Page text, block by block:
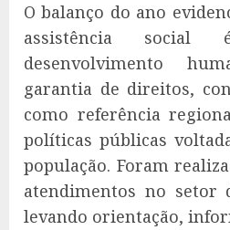
O balanço do ano
assistência
desenvolvimento
garantia de direitos,
como referência
políticas públicas
população. Foram
atendimentos no setor
levando orientação,